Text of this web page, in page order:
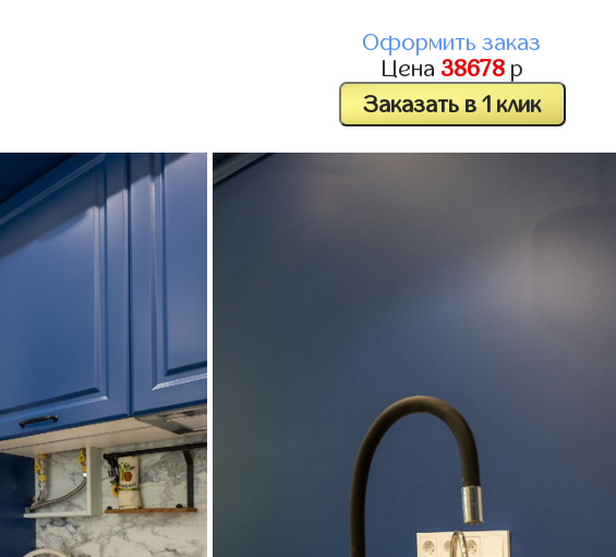
Оформить заказ
Цена 38678р
Заказать в 1 клик